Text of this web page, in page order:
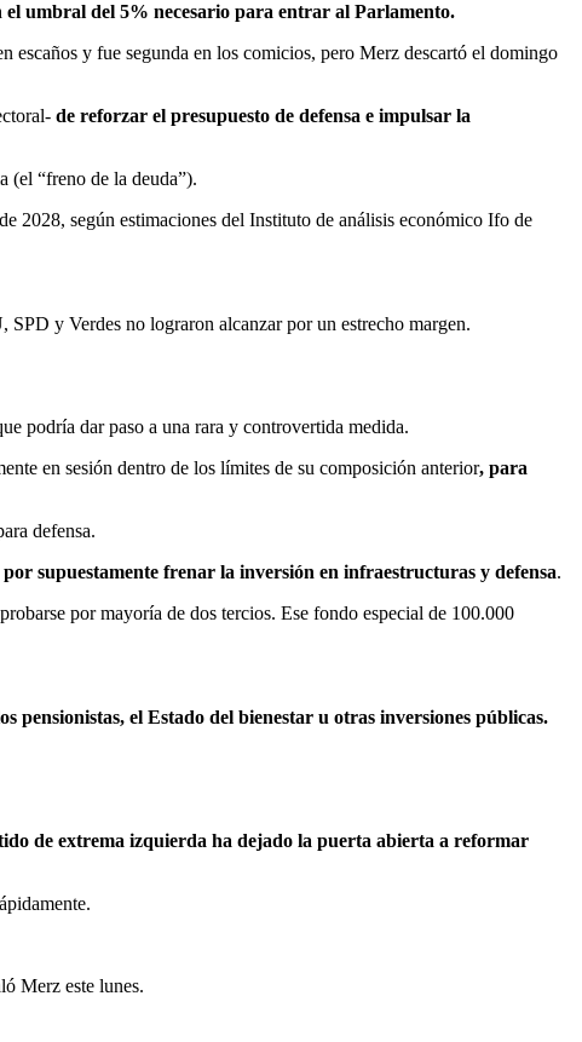
umbral del 5% necesario para entrar al Parlamento.
y fue segunda en los comicios, pero Merz descartó el domingo
de reforzar el presupuesto de defensa e impulsar la
(el “freno de la deuda”).
2028, según estimaciones del Instituto de análisis económico Ifo de
y Verdes no lograron alcanzar por un estrecho margen.
podría dar paso a una rara y controvertida medida.
en sesión dentro de los límites de su composición anterior, para
defensa.
supuestamente frenar la inversión en infraestructuras y defensa.
por mayoría de dos tercios. Ese fondo especial de 100.000
pensionistas, el Estado del bienestar u otras inversiones públicas.
de extrema izquierda ha dejado la puerta abierta a reformar
Merz este lunes.